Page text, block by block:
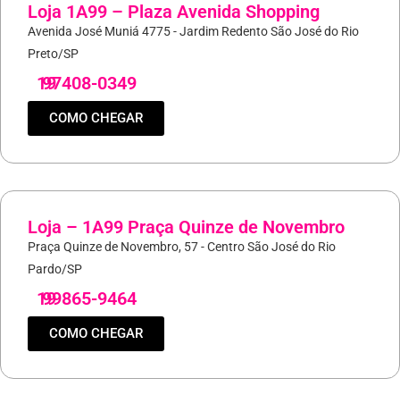
Loja 1A99 – Plaza Avenida Shopping
Avenida José Muniá 4775 - Jardim Redento São José do Rio
Preto/SP
19
97408-0349
COMO CHEGAR
Loja – 1A99 Praça Quinze de Novembro
Praça Quinze de Novembro, 57 - Centro São José do Rio
Pardo/SP
19
99865-9464
COMO CHEGAR